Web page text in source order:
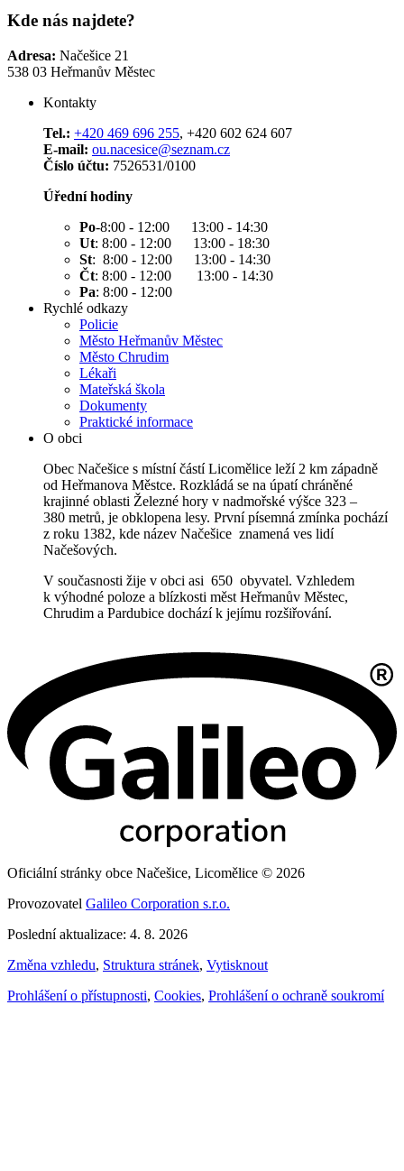
Kde nás najdete?
Adresa: Načešice 21
538 03 Heřmanův Městec
Kontakty
Tel.: +420 469 696 255, +420 602 624 607
E-mail: ou.nacesice@seznam.cz
Číslo účtu: 7526531/0100
Úřední hodiny
Po-8:00 - 12:00 13:00 - 14:30
Ut: 8:00 - 12:00 13:00 - 18:30
St: 8:00 - 12:00 13:00 - 14:30
Čt: 8:00 - 12:00 13:00 - 14:30
Pa: 8:00 - 12:00
Rychlé odkazy
Policie
Město Heřmanův Městec
Město Chrudim
Lékaři
Mateřská škola
Dokumenty
Praktické informace
O obci
Obec Načešice s místní částí Licomělice leží 2 km západně
od Heřmanova Městce. Rozkládá se na úpatí chráněné
krajinné oblasti Železné hory v nadmořské výšce 323 –
380 metrů, je obklopena lesy. První písemná zmínka pochází
z roku 1382, kde název Načešice znamená ves lidí
Načešových.
V současnosti žije v obci asi 650 obyvatel. Vzhledem
k výhodné poloze a blízkosti měst Heřmanův Městec,
Chrudim a Pardubice dochází k jejímu rozšiřování.
Oficiální stránky obce Načešice, Licomělice © 2026
Provozovatel Galileo Corporation s.r.o.
Poslední aktualizace: 4. 8. 2026
Změna vzhledu, Struktura stránek, Vytisknout
Prohlášení o přístupnosti, Cookies, Prohlášení o ochraně soukromí